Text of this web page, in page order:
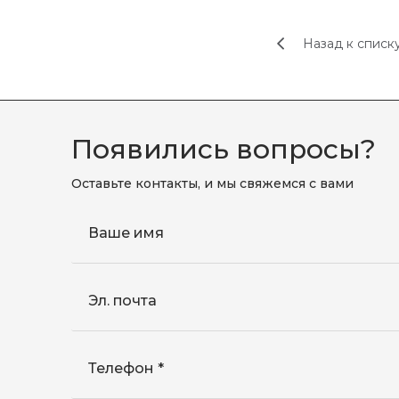
Назад к
Появились вопросы?
Оставьте контакты, и мы свяжемся с вами
Ваше имя
Эл. почта
Телефон